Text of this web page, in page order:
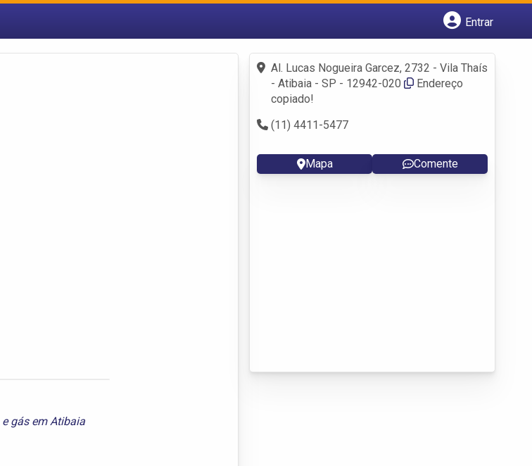
Entrar
Fazer login
Criar conta
egás em Atibaia
Al. Lucas Nogueira Garcez, 2732 - Vila Thaís
- Atibaia - SP - 12942-020
Endereço
copiado!
(11) 4411-5477
Mapa Comente